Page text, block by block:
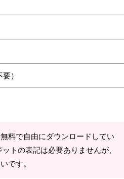
）
料で自由にダウンロードしてい
トの表記は必要ありませんが、
です。